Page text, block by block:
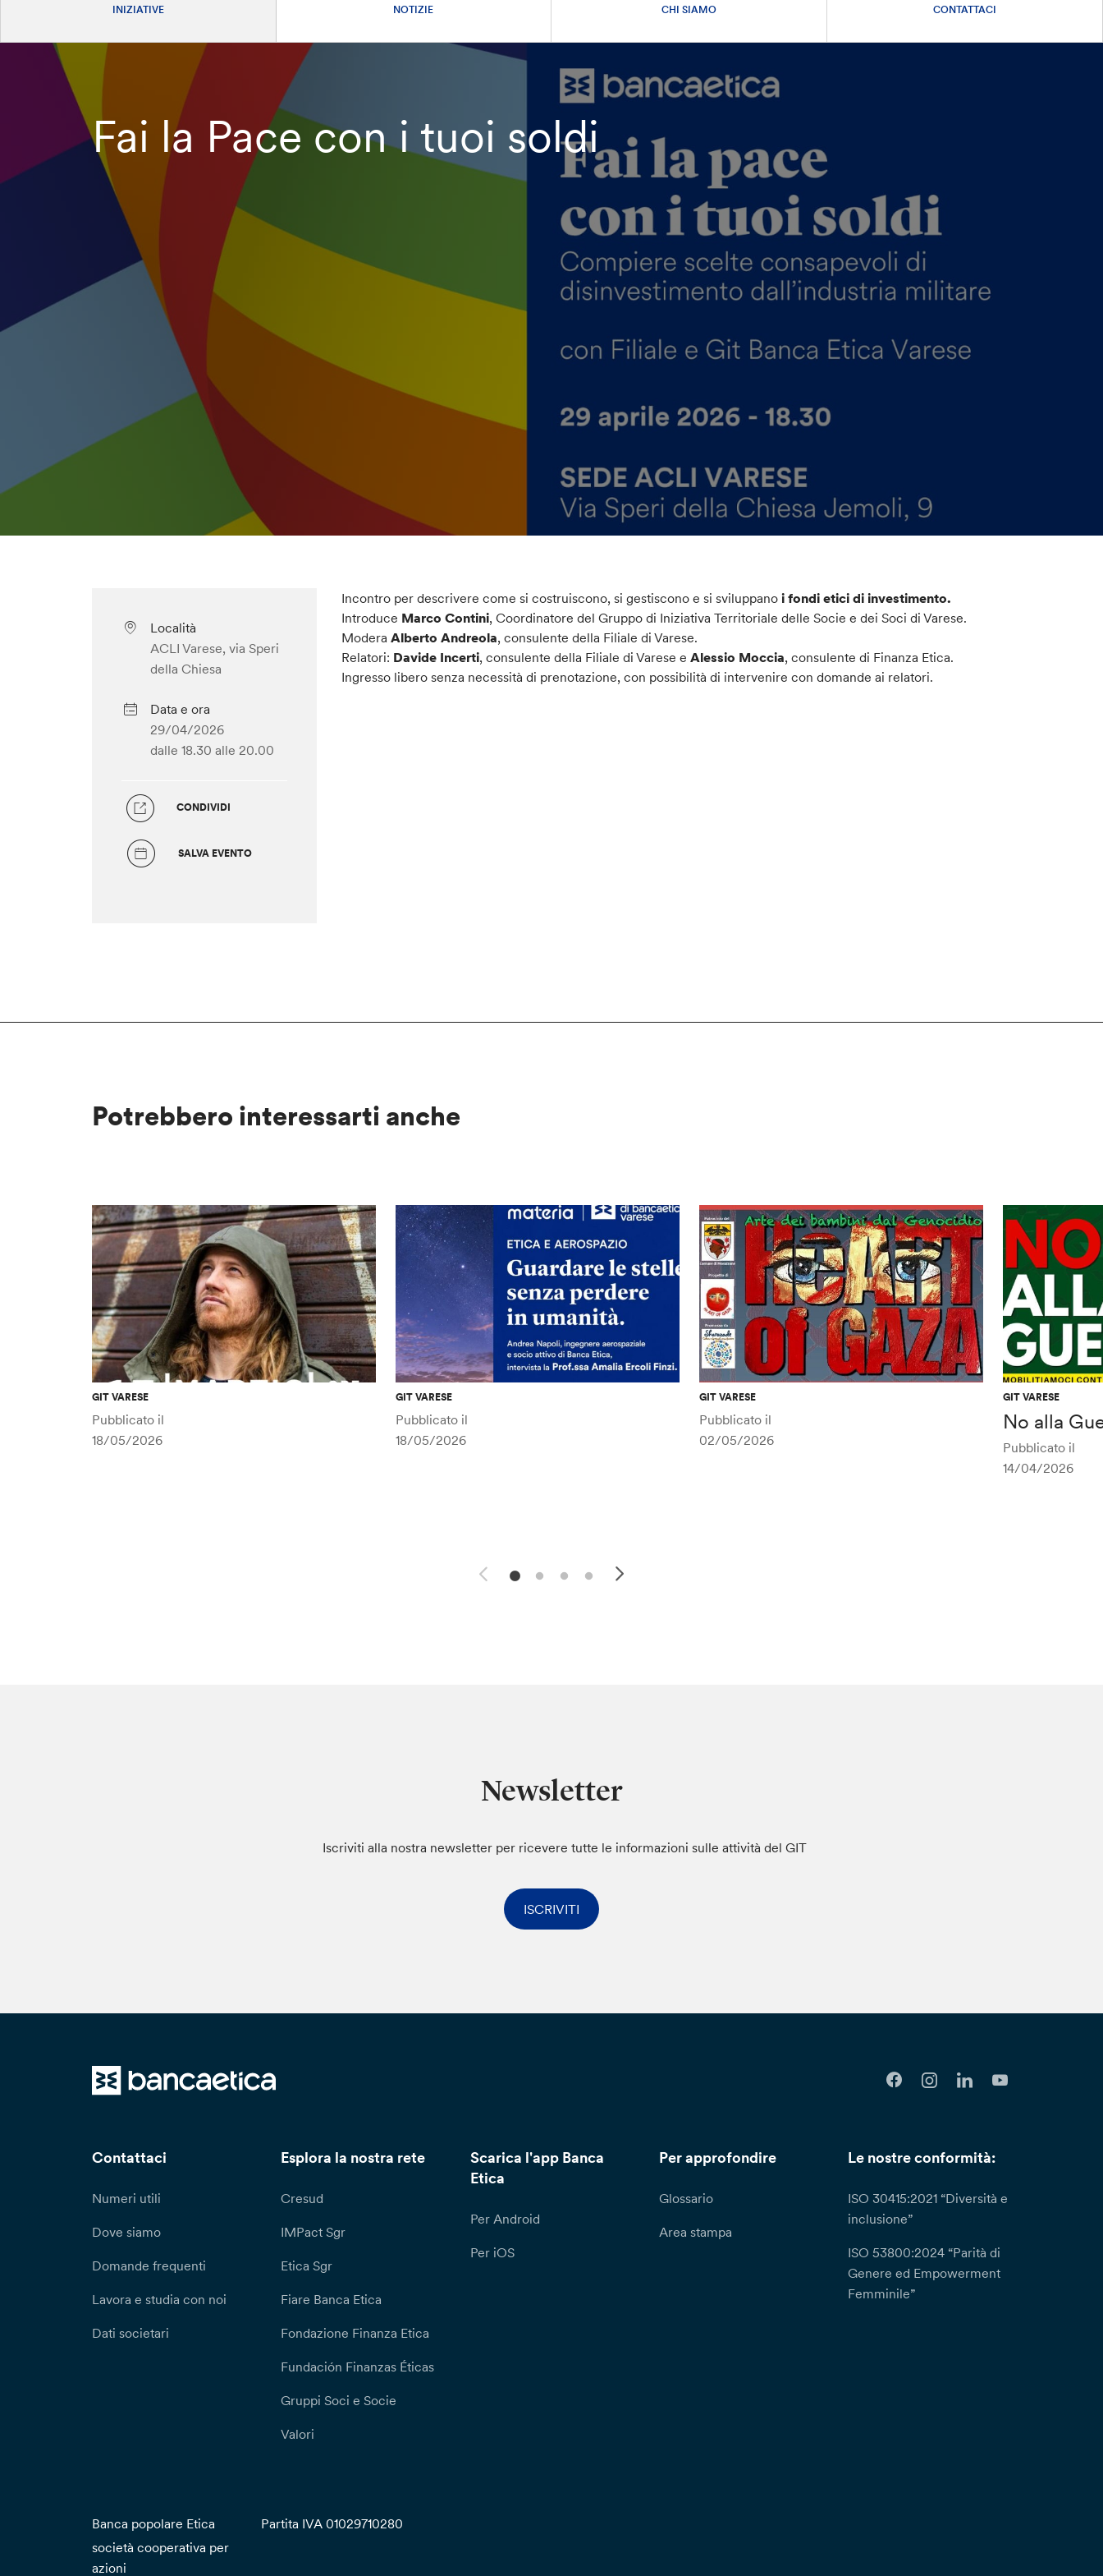
INIZIATIVE NOTIZIE CHI SIAMO CONTATTACI
Fai la Pace con i tuoi soldi
Località
ACLI Varese, via Speri
della Chiesa
Data e ora
29/04/2026
dalle 18.30 alle 20.00
CONDIVIDI
SALVA EVENTO
Incontro per descrivere come si costruiscono, si gestiscono e si sviluppano i fondi etici di investimento.
Introduce Marco Contini, Coordinatore del Gruppo di Iniziativa Territoriale delle Socie e dei Soci di Varese.
ModeraAlberto Andreola, consulente della Filiale di Varese.
Relatori: Davide Incerti, consulente della Filiale di Varese eAlessio Moccia, consulente di Finanza Etica.
Ingresso libero senza necessità di prenotazione, con possibilità di intervenire con domande ai relatori.
Potrebbero interessarti anche
GIT VARESE
Pubblicato il
18/05/2026
GIT VARESE
Pubblicato il
18/05/2026
GIT VARESE
Pubblicato il
02/05/2026
GIT VARESE
No alla
Pubblicato il
14/04/2026
Newsletter
Iscriviti alla nostra newsletter per ricevere tutte le informazioni sulle attività del GIT
ISCRIVITI
Contattaci
Numeri utili
Dove siamo
Domande frequenti
Lavora e studia con noi
Dati societari
Esplora la nostra rete
Cresud
IMPact Sgr
Etica Sgr
Fiare Banca Etica
Fondazione Finanza Etica
Fundación Finanzas Éticas
Gruppi Soci e Socie
Valori
Scarica l'app Banca
Etica
Per Android
Per iOS
Per approfondire
Glossario
Area stampa
Le nostre conformità:
ISO 30415:2021 “Diversità e
inclusione”
ISO 53800:2024 “Parità di
Genere ed Empowerment
Femminile”
Banca popolare Etica
società cooperativa per
azioni
Partita IVA 01029710280